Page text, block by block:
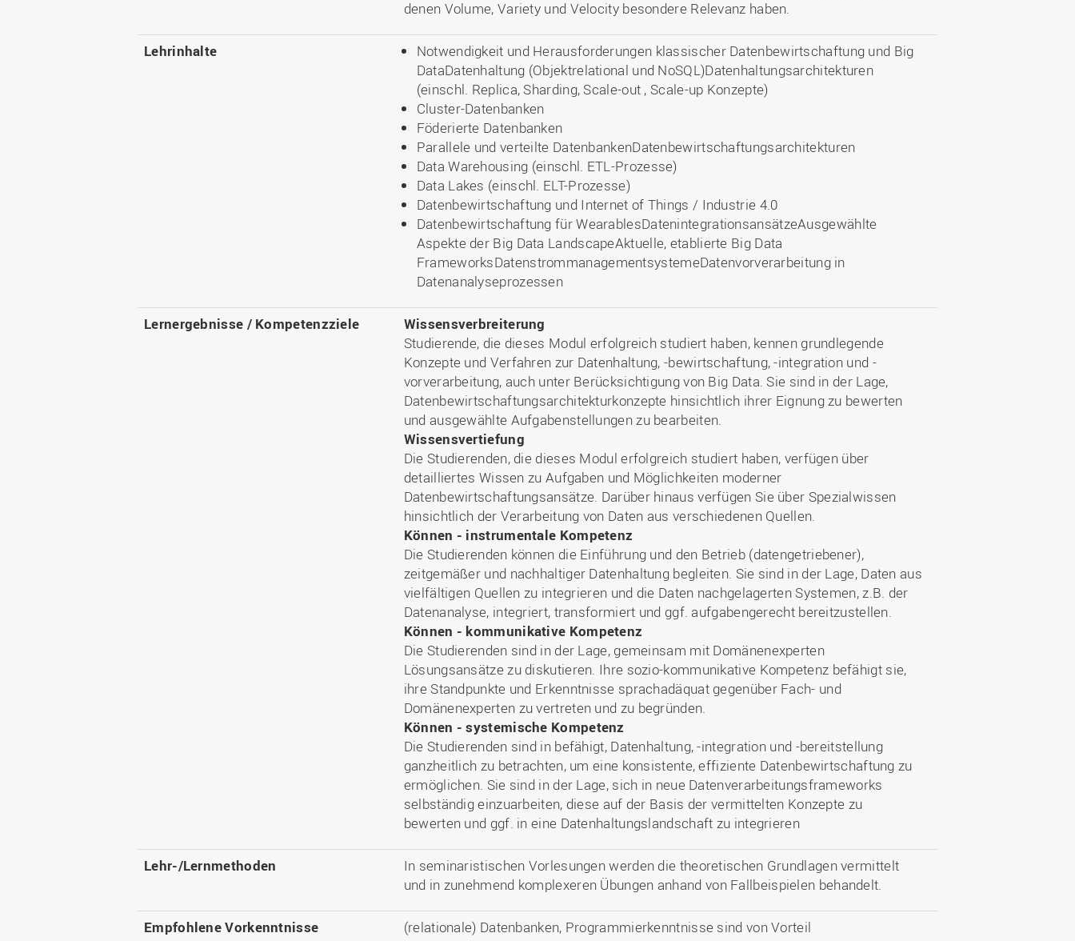
denen Volume, Variety und Velocity besondere Relevanz haben.
Lehrinhalte
Notwendigkeit und Herausforderungen klassischer Datenbewirtschaftung und Big
DataDatenhaltung (Objektrelational und NoSQL)Datenhaltungsarchitekturen
(einschl. Replica, Sharding, Scale-out , Scale-up Konzepte)
Cluster-Datenbanken
Föderierte Datenbanken
Parallele und verteilte DatenbankenDatenbewirtschaftungsarchitekturen
Data Warehousing (einschl. ETL-Prozesse)
Data Lakes (einschl. ELT-Prozesse)
Datenbewirtschaftung und Internet of Things / Industrie 4.0
Datenbewirtschaftung für WearablesDatenintegrationsansätzeAusgewählte
Aspekte der Big Data LandscapeAktuelle, etablierte Big Data
FrameworksDatenstrommanagementsystemeDatenvorverarbeitung in
Datenanalyseprozessen
Lernergebnisse / Kompetenzziele
Wissensverbreiterung
Studierende, die dieses Modul erfolgreich studiert haben, kennen grundlegende
Konzepte und Verfahren zur Datenhaltung, -bewirtschaftung, -integration und -
vorverarbeitung, auch unter Berücksichtigung von Big Data. Sie sind in der Lage,
Datenbewirtschaftungsarchitekturkonzepte hinsichtlich ihrer Eignung zu bewerten
und ausgewählte Aufgabenstellungen zu bearbeiten.
Wissensvertiefung
Die Studierenden, die dieses Modul erfolgreich studiert haben, verfügen über
detailliertes Wissen zu Aufgaben und Möglichkeiten moderner
Datenbewirtschaftungsansätze. Darüber hinaus verfügen Sie über Spezialwissen
hinsichtlich der Verarbeitung von Daten aus verschiedenen Quellen.
Können - instrumentale Kompetenz
Die Studierenden können die Einführung und den Betrieb (datengetriebener),
zeitgemäßer und nachhaltiger Datenhaltung begleiten. Sie sind in der Lage, Daten aus
vielfältigen Quellen zu integrieren und die Daten nachgelagerten Systemen, z.B. der
Datenanalyse, integriert, transformiert und ggf. aufgabengerecht bereitzustellen.
Können - kommunikative Kompetenz
Die Studierenden sind in der Lage, gemeinsam mit Domänenexperten
Lösungsansätze zu diskutieren. Ihre sozio-kommunikative Kompetenz befähigt sie,
ihre Standpunkte und Erkenntnisse sprachadäquat gegenüber Fach- und
Domänenexperten zu vertreten und zu begründen.
Können - systemische Kompetenz
Die Studierenden sind in befähigt, Datenhaltung, -integration und -bereitstellung
ganzheitlich zu betrachten, um eine konsistente, effiziente Datenbewirtschaftung zu
ermöglichen. Sie sind in der Lage, sich in neue Datenverarbeitungsframeworks
selbständig einzuarbeiten, diese auf der Basis der vermittelten Konzepte zu
bewerten und ggf. in eine Datenhaltungslandschaft zu integrieren
Lehr-/Lernmethoden
In seminaristischen Vorlesungen werden die theoretischen Grundlagen vermittelt
und in zunehmend komplexeren Übungen anhand von Fallbeispielen behandelt.
Empfohlene Vorkenntnisse (relationale) Datenbanken, Programmierkenntnisse sind von Vorteil